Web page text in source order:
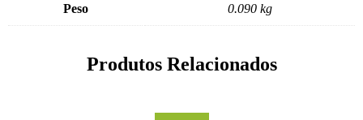
Peso 0.090 kg
Produtos Relacionados